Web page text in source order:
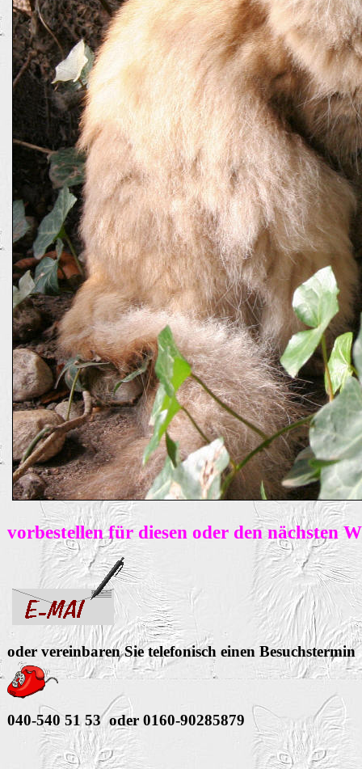
vorbestellen für diesen oder den nächsten
oder vereinbaren Sie telefonisch einen Besuchstermin
040-540 51 53 oder 0160-90285879